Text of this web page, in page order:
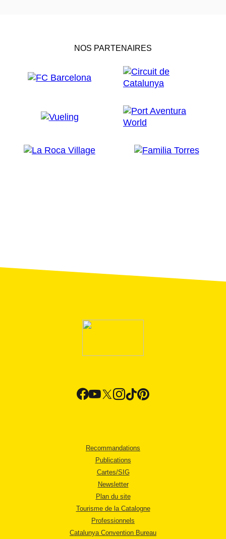
NOS PARTENAIRES
Recommandations
Publications
Cartes/SIG
Newsletter
Plan du site
Tourisme de la Catalogne
Professionnels
Catalunya Convention Bureau